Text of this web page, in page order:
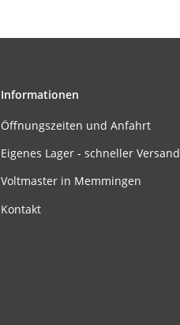
Informationen
Öffnungszeiten und Anfahrt
Eigenes Lager - schneller Versand
Voltmaster in Memmingen
Kontakt